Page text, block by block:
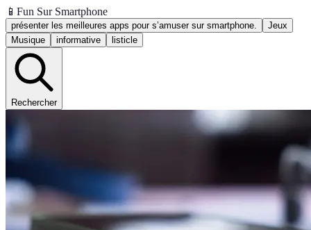
📱 Fun Sur Smartphone
présenter les meilleures apps pour s’amuser sur smartphone.
Jeux
Musique
informative listicle
Rechercher